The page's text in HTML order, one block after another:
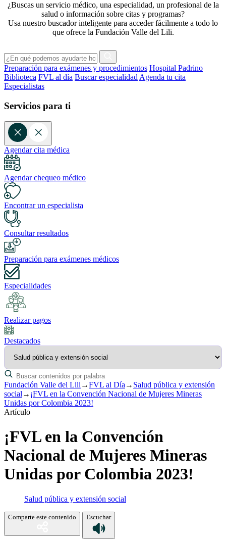
¿Buscas un servicio médico, una especialidad, un profesional de la
salud o información sobre citas y programas?
Usa nuestro buscador inteligente para acceder fácilmente a todo lo
que ofrece la Fundación Valle del Lili.
Preparación para exámenes y procedimientos Hospital Padrino
Biblioteca FVL al día Buscar especialidad Agenda tu cita
Especialistas
Servicios para ti
Agendar cita médica
Agendar chequeo médico
Encontrar un especialista
Consultar resultados
Preparación para exámenes médicos
Especialidades
Realizar pagos
Destacados
Fundación Valle del Lili →FVL al Día → Salud pública y extensión
social → ¡FVL en la Convención Nacional de Mujeres Mineras
Unidas por Colombia 2023!
Artículo
¡FVL en la Convención
Nacional de Mujeres Mineras
Unidas por Colombia 2023!
Salud pública y extensión social
Comparte este contenido Escuchar